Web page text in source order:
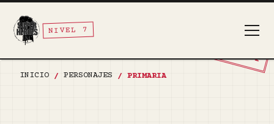
TOP SECRET
NIVEL 7
INICIO / PERSONAJES / PRIMARIA